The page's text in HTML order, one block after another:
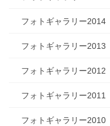
フォトギャラリー2014
フォトギャラリー2013
フォトギャラリー2012
フォトギャラリー2011
フォトギャラリー2010